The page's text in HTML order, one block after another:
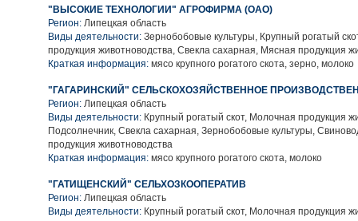
"ВЫСОКИЕ ТЕХНОЛОГИИ" АГРОФИРМА (ОАО)
Регион: Липецкая область
Виды деятельности: Зернобобовые культуры, Крупный рогатый
продукция животноводства, Свекла сахарная, Мясная продукция
Краткая информация: мясо крупного рогатого скота, зерно, молоко
"ГАГАРИНСКИЙ" СЕЛЬСКОХОЗЯЙСТВЕННОЕ
Регион: Липецкая область
Виды деятельности: Крупный рогатый скот, Молочная продукция
Подсолнечник, Свекла сахарная, Зернобобовые культуры,
продукция животноводства
Краткая информация: мясо крупного рогатого скота, молоко
"ГАТИЩЕНСКИЙ" СЕЛЬХОЗКООПЕРАТИВ
Регион: Липецкая область
Виды деятельности: Крупный рогатый скот, Молочная продукция